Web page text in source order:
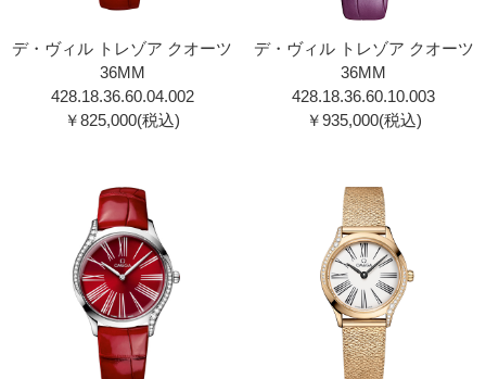
デ・ヴィル トレゾア クオーツ
36MM
428.18.36.60.04.002
￥825,000(税込)
デ・ヴィル トレゾア クオーツ
36MM
428.18.36.60.10.003
￥935,000(税込)